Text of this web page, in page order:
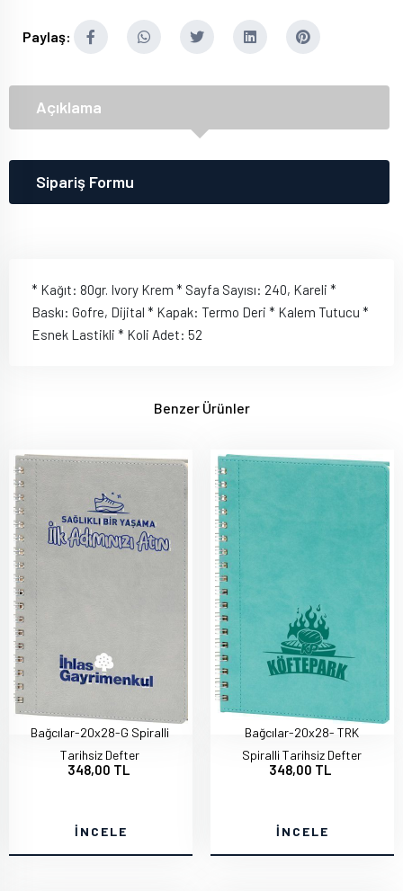
Paylaş:
Açıklama
Sipariş Formu
* Kağıt: 80gr. Ivory Krem * Sayfa Sayısı: 240, Kareli *
Baskı: Gofre, Dijital * Kapak: Termo Deri * Kalem Tutucu *
Esnek Lastikli * Koli Adet: 52
Benzer Ürünler
Bağcılar-20x28-G Spiralli
Tarihsiz Defter
348,00 TL
İNCELE
Bağcılar-20x28- TRK
Spiralli Tarihsiz Defter
348,00 TL
İNCELE